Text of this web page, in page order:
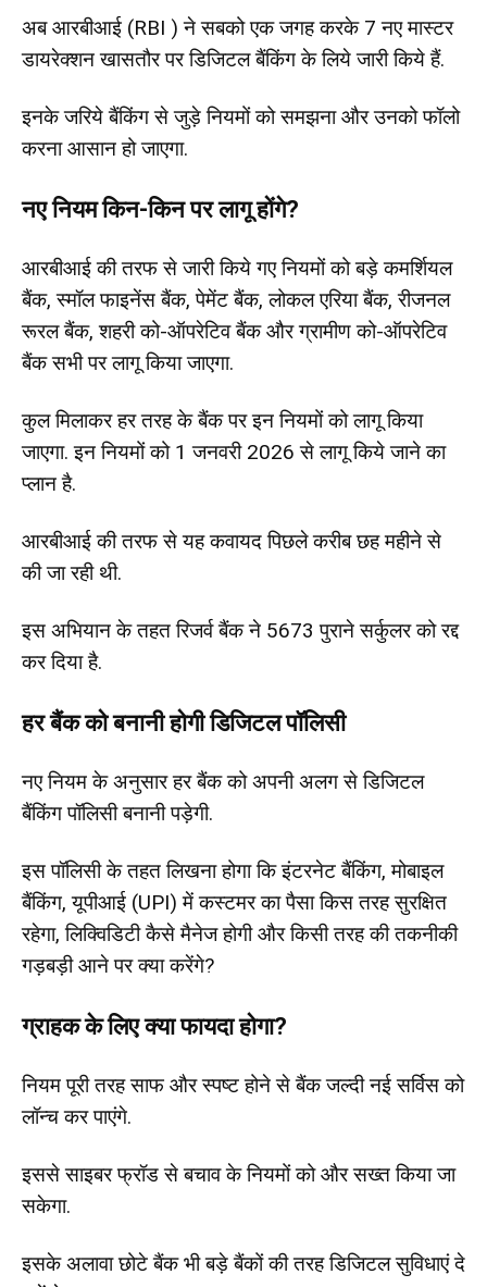
अब आरबीआई (RBI ) ने सबको एक जगह करके 7 नए मास्‍टर
डायरेक्‍शन खासतौर पर ड‍िज‍िटल बैंक‍िंग के ल‍िये जारी क‍िये हैं.
इनके जर‍िये बैंक‍िंग से जुड़े न‍ियमों को समझना और उनको फॉलो
करना आसान हो जाएगा.
नए नियम किन-किन पर लागू होंगे?
आरबीआई की तरफ से जारी क‍िये गए न‍ियमों को बड़े कमर्शियल
बैंक, स्मॉल फाइनेंस बैंक, पेमेंट बैंक, लोकल एरिया बैंक, रीजनल
रूरल बैंक, शहरी को-ऑपरेटिव बैंक और ग्रामीण को-ऑपरेटिव
बैंक सभी पर लागू क‍िया जाएगा.
कुल मिलाकर हर तरह के बैंक पर इन न‍ियमों को लागू क‍िया
जाएगा. इन न‍ियमों को 1 जनवरी 2026 से लागू क‍िये जाने का
प्‍लान है.
आरबीआई की तरफ से यह कवायद प‍िछले करीब छह महीने से
की जा रही थी.
इस अभ‍ियान के तहत र‍िजर्व बैंक ने 5673 पुराने सर्कुलर को रद्द
कर द‍िया है.
हर बैंक को बनानी होगी डिजिटल पॉलिसी
नए नियम के अनुसार हर बैंक को अपनी अलग से डिजिटल
बैंकिंग पॉलिसी बनानी पड़ेगी.
इस पॉल‍िसी के तहत लिखना होगा कि इंटरनेट बैंकिंग, मोबाइल
बैंकिंग, यूपीआई (UPI) में कस्‍टमर का पैसा क‍िस तरह सुरक्षित
रहेगा, ल‍िक्‍व‍िड‍िटी कैसे मैनेज होगी और क‍िसी तरह की तकनीकी
गड़बड़ी आने पर क्‍या करेंगे?
ग्राहक के लिए क्‍या फायदा होगा?
न‍ियम पूरी तरह साफ और स्‍पष्‍ट होने से बैंक जल्दी नई सर्विस को
लॉन्‍च कर पाएंगे.
इससे साइबर फ्रॉड से बचाव के नियमों को और सख्‍त क‍िया जा
सकेगा.
इसके अलावा छोटे बैंक भी बड़े बैंकों की तरह डिजिटल सुविधाएं दे